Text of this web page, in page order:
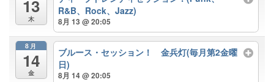
13
木
R&B、Rock、Jazz)
8月 13 @ 20:05
8月
14
金
ブルース・セッション！ 金兵灯(毎月第2金曜
日)
8月 14 @ 20:05